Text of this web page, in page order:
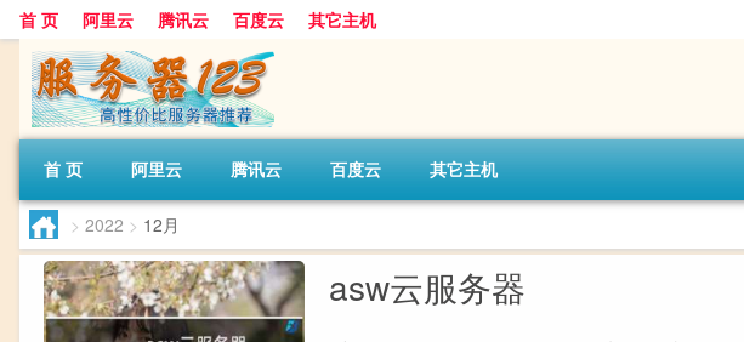
首 页 阿里云 腾讯云 百度云 其它主机
首 页 阿里云 腾讯云 百度云 其它主机
> 2022 > 12月
asw云服务器